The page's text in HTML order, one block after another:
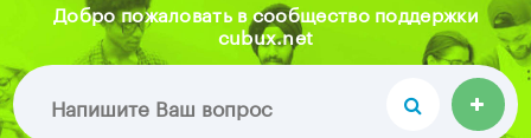
Добро пожаловать в сообщество поддержки
cubux.net